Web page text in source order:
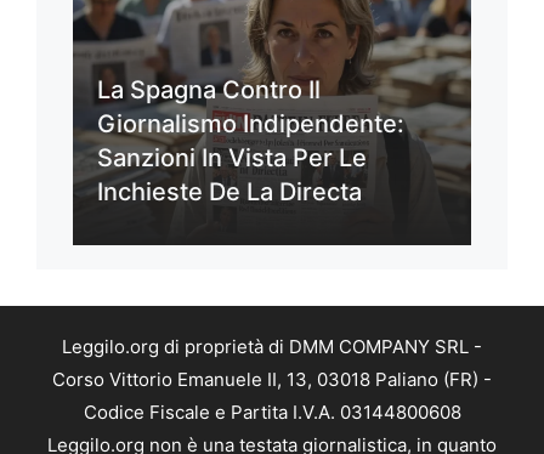
La Spagna Contro Il
Giornalismo Indipendente:
Sanzioni In Vista Per Le
Inchieste De La Directa
Leggilo.org di proprietà di DMM COMPANY SRL -
Corso Vittorio Emanuele II, 13, 03018 Paliano (FR) -
Codice Fiscale e Partita I.V.A. 03144800608
Leggilo.org non è una testata giornalistica, in quanto